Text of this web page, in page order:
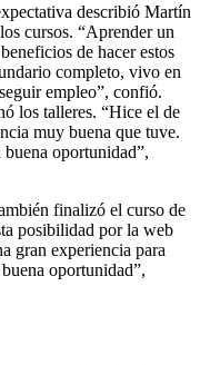
describió Martín
cursos. “Aprender un
de hacer estos
completo, vivo en
empleo”, confió.
los talleres. “Hice el de
muy buena que tuve.
oportunidad”,
finalizó el curso de
posibilidad por la web
gran experiencia para
oportunidad”,